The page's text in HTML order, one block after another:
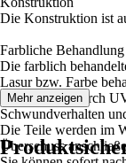
Die Konstruktion ist
Farbliche Behandlung
Die farblich
Lasur bzw. Farbe
vor Schäden durch
Schwundverhalten
Die Teile werden im
Überschuss
Mehr anzeigen